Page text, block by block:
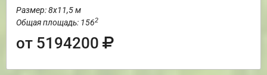
Размер: 8х11,5 м
Общая площадь: 1562
от 5194200